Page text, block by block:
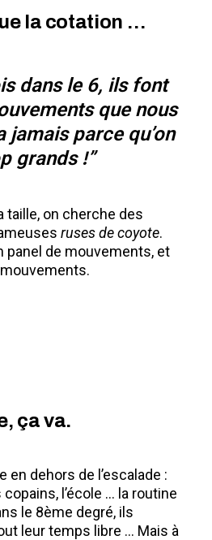
la cotation …
dans le 6, ils font
que nous
jamais parce qu’on
grands !”
taille, on cherche des
ruses de coyote.
panel de mouvements, et
ça va.
en dehors de l’escalade :
l’école … la routine
le 8ème degré, ils
leur temps libre … Mais à